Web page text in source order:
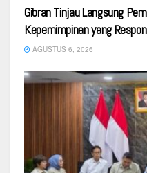
Gibran Tinjau Langsung
Kepemimpinan yang
AGUSTUS 6, 2026